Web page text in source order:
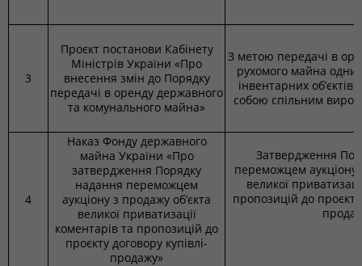
3
Проєкт постанови Кабінету
Міністрів України «Про
внесення змін до Порядку
передачі в оренду державного
та комунального майна»
З метою передачі в
рухомого майна
інвентарних
собою спільним
4
Наказ Фонду державного
майна України «Про
затвердження Порядку
надання переможцем
аукціону з продажу об’єкта
великої приватизації
коментарів та пропозицій до
проєкту договору купівлі-
продажу»
Затвердження
переможцем аукціону
великої
пропозицій до